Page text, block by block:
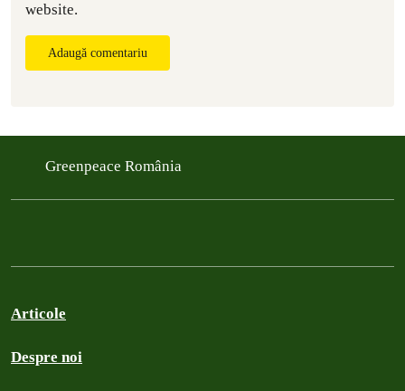
website.
Adaugă comentariu
Greenpeace România
Articole
Despre noi